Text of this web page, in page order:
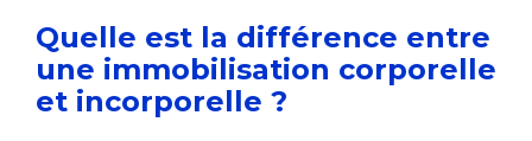
Quelle est la différence entre
une immobilisation corporelle
et incorporelle ?